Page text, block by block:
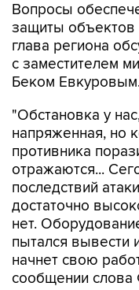
Вопросы
защиты объектов
глава региона
с заместителем
Беком
"Обстановка у
напряженная, но
противника
отражаются...
последствий
достаточно
нет.
пытался вывести
начнет свою
сообщении